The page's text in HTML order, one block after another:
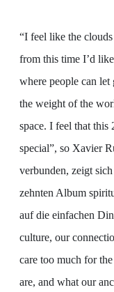
“I feel like the
from this time I’d
where people can let
the weight of the
space. I feel that
special”, so Xavier
verbunden, zeigt
zehnten Album
auf die einfachen
culture, our
care too much for
are, and what our